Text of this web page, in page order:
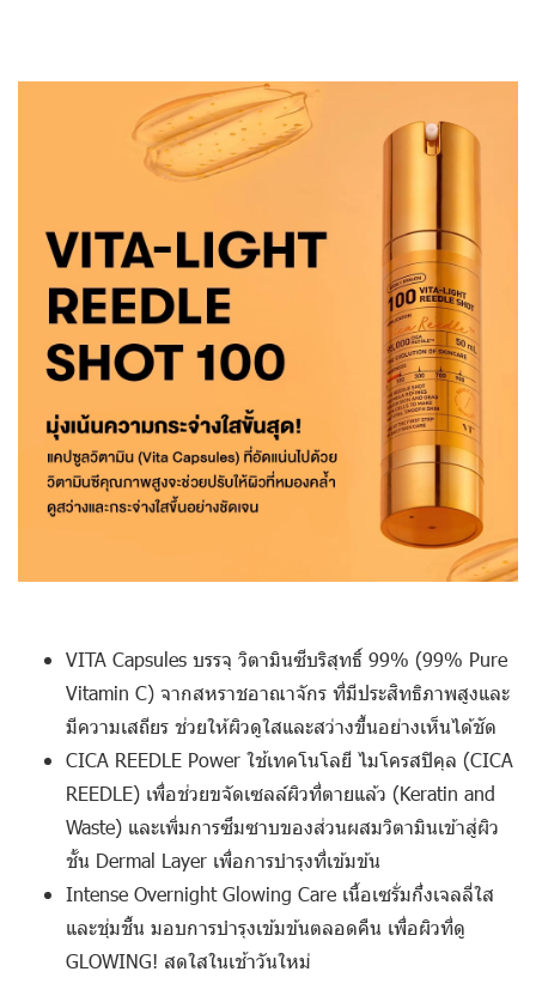
VITA Capsules บรรจุ วิตามินซีบริสุทธิ์ 99% (99% Pure
Vitamin C) จากสหราชอาณาจักร ที่มีประสิทธิภาพสูงและ
มีความเสถียร ช่วยให้ผิวดูใสและสว่างขึ้นอย่างเห็นได้ชัด
CICA REEDLE Power ใช้เทคโนโลยี ไมโครสปิคุล (CICA
REEDLE) เพื่อช่วยขจัดเซลล์ผิวที่ตายแล้ว (Keratin and
Waste) และเพิ่มการซึมซาบของส่วนผสมวิตามินเข้าสู่ผิว
ชั้น Dermal Layer เพื่อการบำรุงที่เข้มข้น
Intense Overnight Glowing Care เนื้อเซรั่มกึ่งเจลลี่ใส
และชุ่มชื้น มอบการบำรุงเข้มข้นตลอดคืน เพื่อผิวที่ดู
GLOWING! สดใสในเช้าวันใหม่